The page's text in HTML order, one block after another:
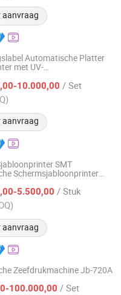
aanvraag
Automatische Platter
met UV-
10.000,00 / Set
aanvraag
2013
SMT
Schermsjabloonprinter
5.500,00 / Stuk
aanvraag
Equipment Co., Ltd.
2018
Zeefdrukmachine Jb-720A
100.000,00 / Set